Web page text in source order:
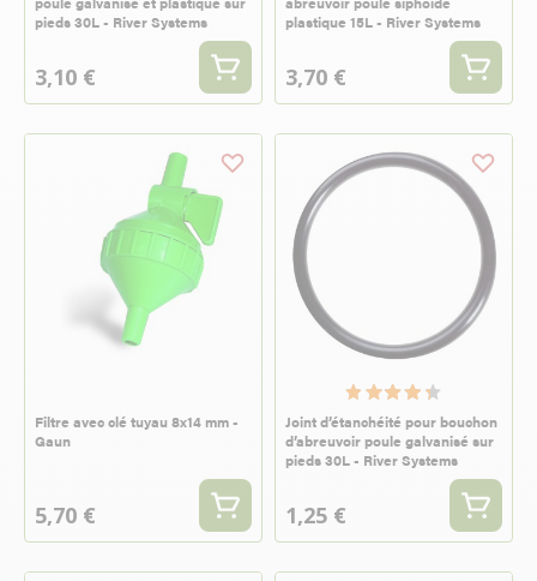
pieds 30L - River Systems
3,10 €
plastique 15L - River Systems
3,70 €
Filtre avec clé tuyau 8x14 mm -
Gaun
5,70 €
Joint d’étanchéité pour bouchon
d’abreuvoir poule galvanisé sur
pieds 30L - River Systems
1,25 €